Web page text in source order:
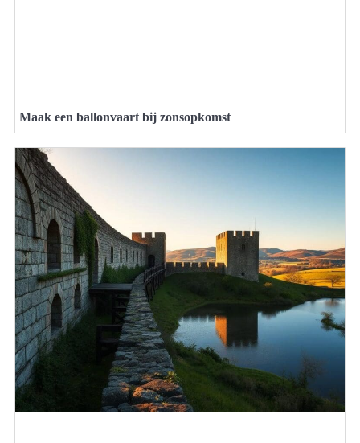
Maak een ballonvaart bij zonsopkomst